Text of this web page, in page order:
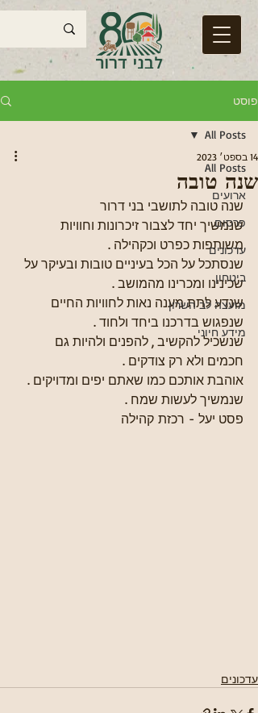
פוסט
All Posts
ארועים
פרסום
עדכונים
ביטחון
מועצה לב השרון
מידע חיוני
All Posts
שנה טובה
14 בספט׳ 2023
שנה טובה לתושבי בני דרור
שנמשיך יחד לצבור זיכרונות וחוויות
משותפות כפרט וכקהילה .
שנסתכל על הכל בעיניים טובות ובעיקר על
שכינינו ומכרינו מהמושב .
שנדע לתת מענה נאות לחוויות החיים
שנפגוש בדרכנו ביחד ולחוד .
שנשכיל להקשיב , להפנים ולהיות גם
חכמים ולא רק צודקים .
אוהבת אותכם כמו שאתם יפים ומדויקים .
שנמשיך לעשות שמח .
פסט יעל - רכזת קהילה
עדכונים